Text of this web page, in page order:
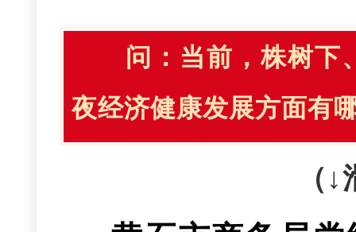
产业、企业、产品
造、现代物流等产
强的“陆水空铁”开
体系，建立市级会
联盟建设，创建省
2026年重点抓
一是聚焦推改
续建项目快建设，
金属掩膜版等16
劲。
服务”四个方面出真
留得住、干得好 ”
打好政策组合
问： 当前，株树下
夜经济健康发展方面有
（